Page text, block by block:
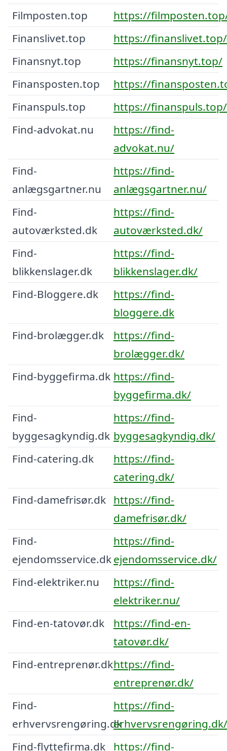
Filmposten.top
https://
Finanslivet.top
https://finanslivet.top/
Finansnyt.top
https://finansnyt.top/
Finansposten.top
https://
Finanspuls.top
https://finanspuls.top/
Find-advokat.nu
https://find-
advokat.nu/
Find-
anlægsgartner.nu
https://find-
anlægsgartner.nu/
Find-
autoværksted.dk
https://find-
autoværksted.dk/
Find-
blikkenslager.dk
https://find-
blikkenslager.dk/
Find-Bloggere.dk
https://find-
bloggere.dk
Find-brolægger.dk
https://find-
brolægger.dk/
Find-byggefirma.dk https://find-
byggefirma.dk/
Find-
byggesagkyndig.dk
https://find-
byggesagkyndig.dk/
Find-catering.dk
https://find-
catering.dk/
Find-damefrisør.dk https://find-
damefrisør.dk/
Find-
ejendomsservice.dk
https://find-
ejendomsservice.dk/
Find-elektriker.nu
https://find-
elektriker.nu/
Find-en-tatovør.dk
https://find-en-
tatovør.dk/
Find-entreprenør.dkhttps://find-
entreprenør.dk/
Find-
erhvervsrengøring.dk
https://find-
erhvervsrengøring.dk/
Find-flyttefirma.dk
https://find-